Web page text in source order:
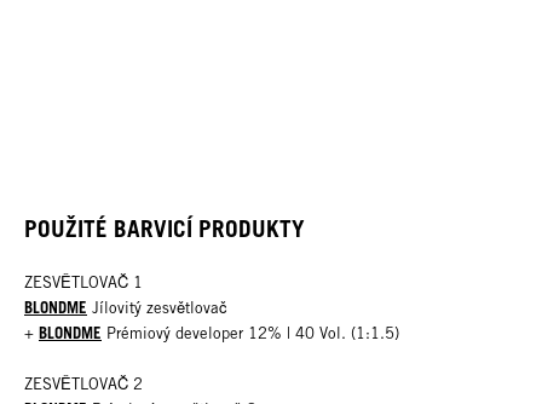
POUŽITÉ BARVICÍ PRODUKTY
ZESVĚTLOVAČ 1
BLONDME Jílovitý zesvětlovač
+ BLONDME Prémiový developer 12% | 40 Vol. (1:1.5)
ZESVĚTLOVAČ 2